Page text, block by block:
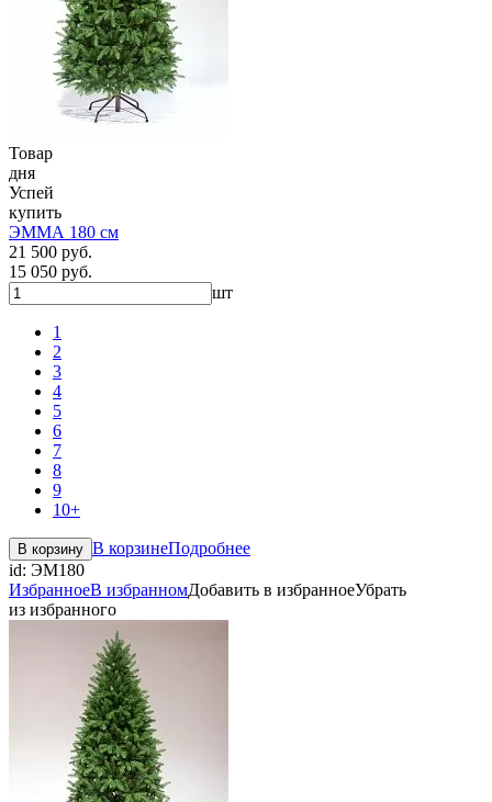
Товар
дня
Успей
купить
ЭММА 180 см
21 500 руб.
15 050 руб.
шт
1
2
3
4
5
6
7
8
9
10+
В корзину В корзинеПодробнее
id: ЭМ180
ИзбранноеВ избранномДобавить в избранноеУбрать
из избранного